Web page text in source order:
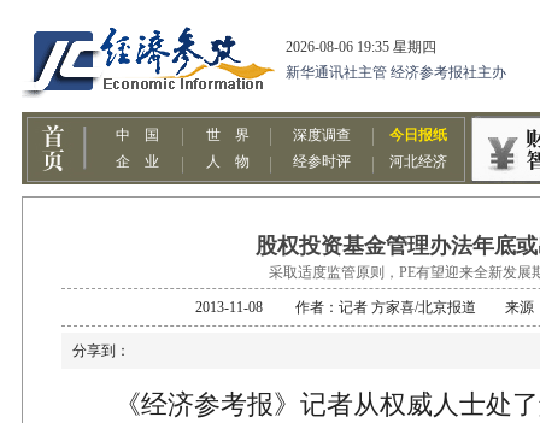
股权投资基金管理办法年底
采取适度监管原则，PE有望迎来全新发展
2013-11-08 作者：记者 方家喜/北京报道 来源
分享到：
《经济参考报》记者从权威人士处了